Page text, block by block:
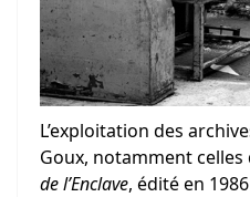
L’exploitation des
Goux, notamment
de l’Enclave, édité en